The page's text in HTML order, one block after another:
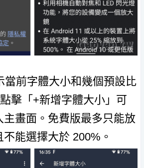
當前字體大小和幾個預設比
擊「+新增字體大小」可
主畫面。免費版最多只能放
能選擇大於 200%。